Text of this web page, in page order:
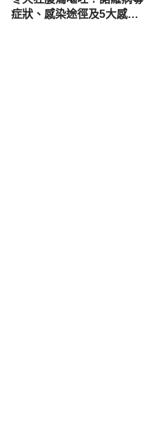
症狀、感染途徑及5大感染